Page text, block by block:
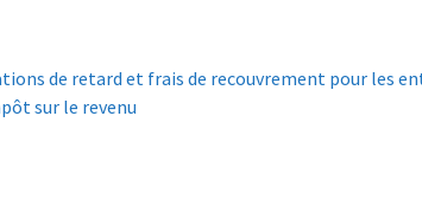
de retard et frais de recouvrement pour les
sur le revenu